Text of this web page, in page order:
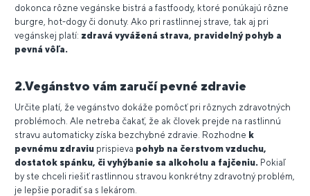
dokonca rôzne vegánske bistrá a fastfoody, ktoré ponúkajú rôzne
burgre, hot-dogy či donuty. Ako pri rastlinnej strave, tak aj pri
vegánskej platí: zdravá vyvážená strava, pravidelný pohyb a
pevná vôľa.
2.Vegánstvo vám zaručí pevné zdravie
Určite platí, že vegánstvo dokáže pomôcť pri rôznych zdravotných
problémoch. Ale netreba čakať, že ak človek prejde na rastlinnú
stravu automaticky získa bezchybné zdravie. Rozhodne k
pevnému zdraviu prispieva pohyb na čerstvom vzduchu,
dostatok spánku, či vyhýbanie sa alkoholu a fajčeniu. Pokiaľ
by ste chceli riešiť rastlinnou stravou konkrétny zdravotný problém,
je lepšie poradiť sa s lekárom.